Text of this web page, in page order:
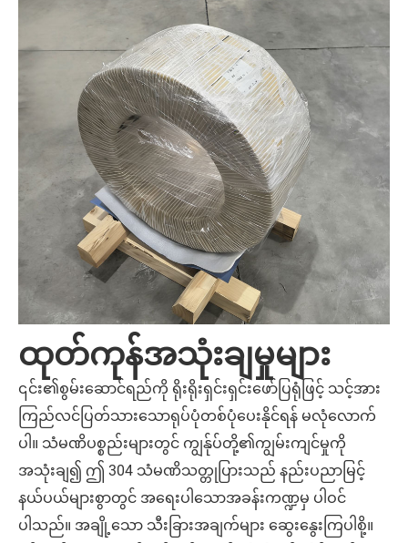
ထုတ်ကုန်အသုံးချမှုများ
၎င်း၏စွမ်းဆောင်ရည်ကို ရိုးရိုးရှင်းရှင်းဖော်ပြရုံဖြင့် သင့်အား
ကြည်လင်ပြတ်သားသောရုပ်ပုံတစ်ပုံပေးနိုင်ရန် မလုံလောက်
ပါ။ သံမဏိပစ္စည်းများတွင် ကျွန်ုပ်တို့၏ကျွမ်းကျင်မှုကို
အသုံးချ၍ ဤ 304 သံမဏိသတ္တုပြားသည် နည်းပညာမြင့်
နယ်ပယ်များစွာတွင် အရေးပါသောအခန်းကဏ္ဍမှ ပါဝင်
ပါသည်။ အချို့သော သီးခြားအချက်များ ဆွေးနွေးကြပါစို့။